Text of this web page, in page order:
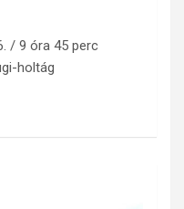
/ 9 óra 45 perc
holtág